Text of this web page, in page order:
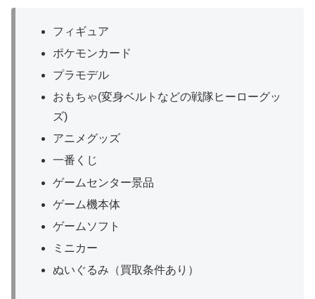
フィギュア
ポケモンカード
プラモデル
おもちゃ(変身ベルトなどの戦隊ヒーローグッ
ズ)
アニメグッズ
一番くじ
ゲームセンター景品
ゲーム機本体
ゲームソフト
ミニカー
ぬいぐるみ（買取条件あり）